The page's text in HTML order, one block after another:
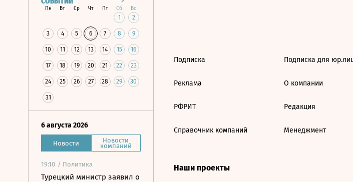
Пн Вт Ср Чт Пт Сб Вс
1 2
3 4 5 6 7 8 9
10 11 12 13 14 15 16
17 18 19 20 21 22 23
24 25 26 27 28 29 30
31
6 августа 2026
Новости Новости
компаний
19:10 / Политика
Турецкий министр заявил о
Подписка
Реклама
РФРИТ
Справочник компаний
Подписка для
О компании
Редакция
Менеджмент
Наши проекты